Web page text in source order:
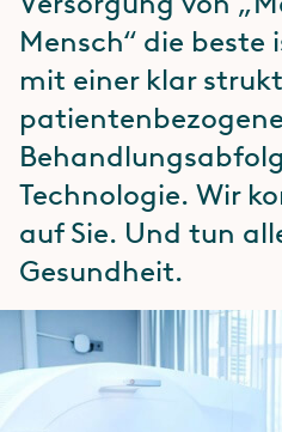
Mensch“ die
mit einer klar
Technologie. Wir
auf Sie. Und tun
Gesundheit.